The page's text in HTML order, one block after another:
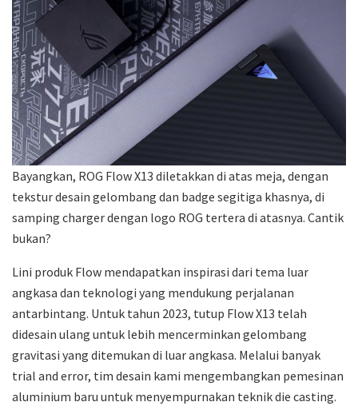
Bayangkan, ROG Flow X13 diletakkan di atas meja, dengan
tekstur desain gelombang dan badge segitiga khasnya, di
samping charger dengan logo ROG tertera di atasnya. Cantik
bukan?
Lini produk Flow mendapatkan inspirasi dari tema luar
angkasa dan teknologi yang mendukung perjalanan
antarbintang. Untuk tahun 2023, tutup Flow X13 telah
didesain ulang untuk lebih mencerminkan gelombang
gravitasi yang ditemukan di luar angkasa. Melalui banyak
trial and error, tim desain kami mengembangkan pemesinan
aluminium baru untuk menyempurnakan teknik die casting.